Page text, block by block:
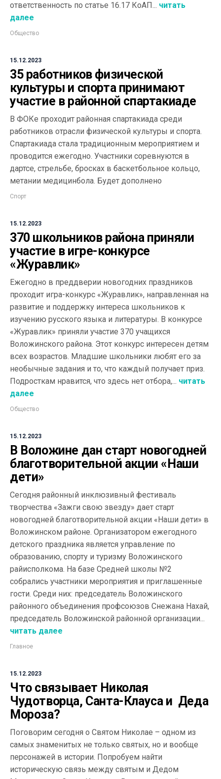
ответственность по статье 16.17 КоАП... читать
далее
Общество
15.12.2023
35 работников физической
культуры и спорта принимают
участие в районной спартакиаде
В ФОКе проходит районная спартакиада среди
работников отрасли физической культуры и спорта.
Спартакиада стала традиционным мероприятием и
проводится ежегодно. Участники соревнуются в
дартсе, стрельбе, бросках в баскетбольное кольцо,
метании медицинбола. Будет дополнено
Спорт
15.12.2023
370 школьников района приняли
участие в игре-конкурсе
«Журавлик»
Ежегодно в преддверии новогодних праздников
проходит игра-конкурс «Журавлик», направленная на
развитие и поддержку интереса школьников к
изучению русского языка и литературы. В конкурсе
«Журавлик» приняли участие 370 учащихся
Воложинского района. Этот конкурс интересен детям
всех возрастов. Младшие школьники любят его за
необычные задания и то, что каждый получает приз.
Подросткам нравится, что здесь нет отбора,... читать
далее
Общество
15.12.2023
В Воложине дан старт новогодней
благотворительной акции «Наши
дети»
Сегодня районный инклюзивный фестиваль
творчества «Зажги свою звезду» дает старт
новогодней благотворительной акции «Наши дети» в
Воложинском районе. Организатором ежегодного
детского праздника является управление по
образованию, спорту и туризму Воложинского
райисполкома. На базе Средней школы №2
собрались участники мероприятия и приглашенные
гости. Среди них: председатель Воложинского
районного объединения профсоюзов Снежана Нахай,
председатель Воложинской районной организации...
читать далее
Главное
15.12.2023
Что связывает Николая
Чудотворца, Санта-Клауса и Деда
Мороза?
Поговорим сегодня о Святом Николае – одном из
самых знаменитых не только святых, но и вообще
персонажей в истории. Попробуем найти
историческую связь между святым и Дедом